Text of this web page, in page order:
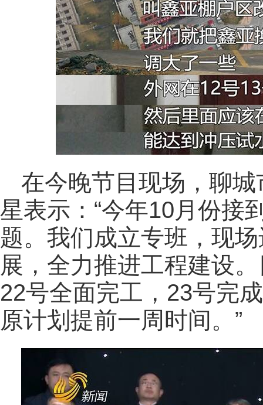
在今晚节目现场，聊
星表示：“今年10月份接
题。我们成立专班，现
展，全力推进工程建设
22号全面完工，23号完
原计划提前一周时间。”